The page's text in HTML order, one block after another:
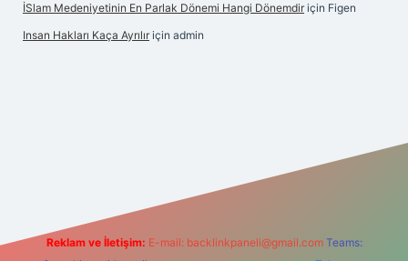
İSlam Medeniyetinin En Parlak Dönemi Hangi Dönemdir için Figen
Insan Hakları Kaça Ayrılır için admin
Reklam ve İletişim: E-mail: backlinkpaneli@gmail.com Teams: